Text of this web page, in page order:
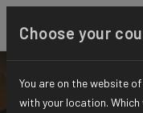
Choose your
You are on the website
with your location.